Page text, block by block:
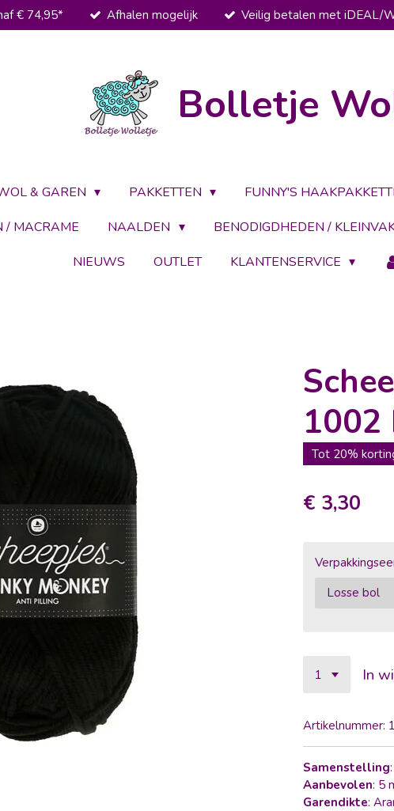
€ 74,95* Afhalen mogelijk Veilig betalen met iDEAL/
Bolletje
& GAREN PAKKETTEN FUNNY'S
/ MACRAME
NAALDEN BENODIGDHEDEN /
NIEUWS
OUTLET KLANTENSERVICE
1002
Tot 20%
€ 3,30
In
Artikelnummer:
Samenstelling
Aanbevolen: 5
Garendikte: